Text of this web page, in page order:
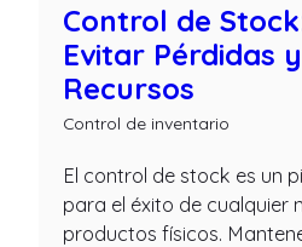
Control de
Evitar Pérdidas
Recursos
Control de inventario
El control de stock es un
para el éxito de cualquier
productos físicos.